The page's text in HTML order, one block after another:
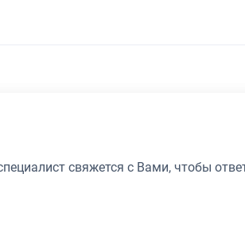
свяжется с Вами, чтобы